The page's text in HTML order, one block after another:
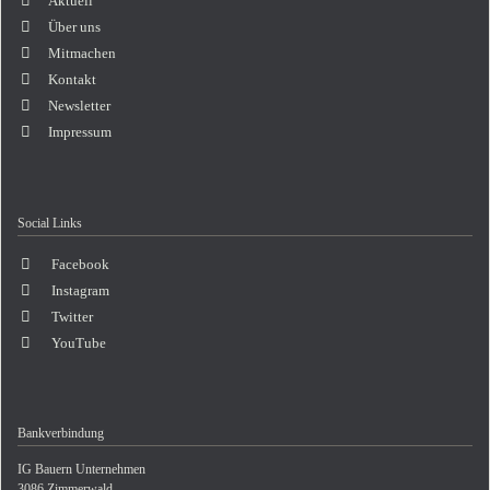
Über uns
Mitmachen
Kontakt
Newsletter
Impressum
Social Links
Facebook
Instagram
Twitter
YouTube
Bankverbindung
IG Bauern Unternehmen